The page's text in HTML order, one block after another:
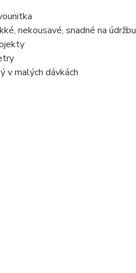
nekousavé, snadné na údržbu
v malých dávkách